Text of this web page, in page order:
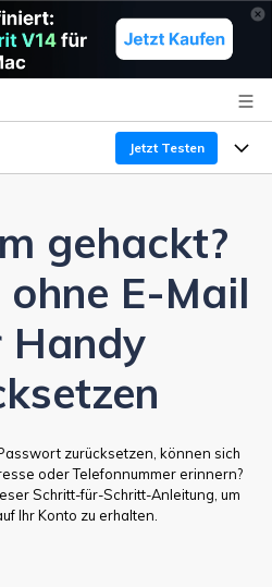
Jetzt Testen
zur Datenrettung für Windows
Testen
KI
vom Mac-System
Laufwerken
Sign In
gehackt?
E-Mail
Handy
zurücksetzen, können sich
oder Telefonnummer erinnern?
Schritt-für-Schritt-Anleitung, um
Ihr Konto zu erhalten.